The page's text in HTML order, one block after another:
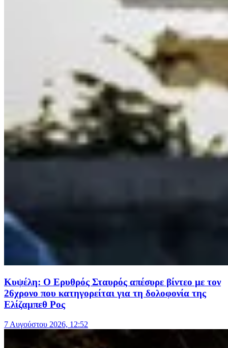
Κυψέλη: Ο Ερυθρός Σταυρός απέσυρε βίντεο με τον
26χρονο που κατηγορείται για τη δολοφονία της
Ελίζαμπεθ Ρος
7 Αυγούστου 2026, 12:52